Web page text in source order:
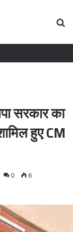
सरकार का
हुए CM
0 6